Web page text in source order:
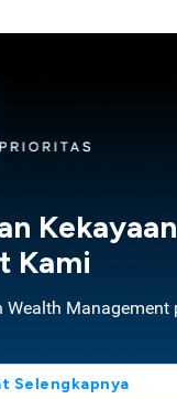
Kami
Wealth
Selengkapnya